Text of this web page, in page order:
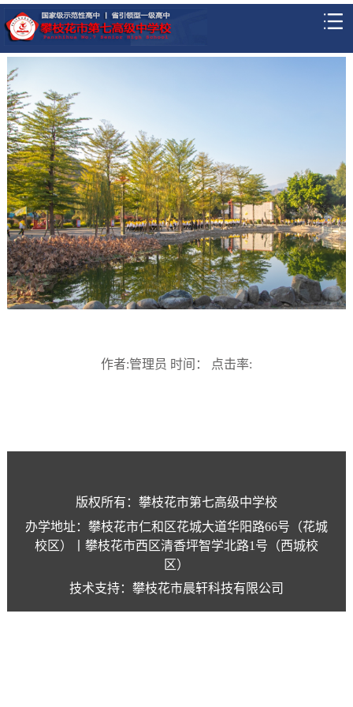
作者:管理员 时间： 点击率:
版权所有：攀枝花市第七高级中学校
办学地址：攀枝花市仁和区花城大道华阳路66号（花城
校区）丨攀枝花市西区清香坪智学北路1号（西城校
区）
技术支持：攀枝花市晨轩科技有限公司